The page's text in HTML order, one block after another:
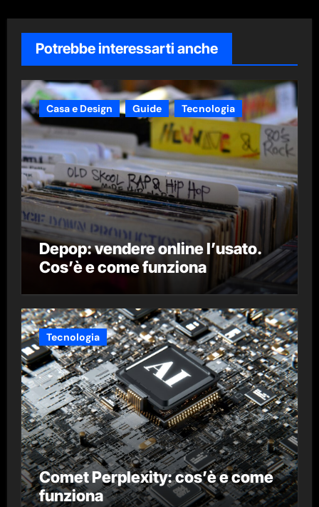
Potrebbe interessarti anche
Casa e Design Guide Tecnologia
Depop: vendere online l’usato.
Cos’è e come funziona
Tecnologia
Comet Perplexity: cos’è e come
funziona